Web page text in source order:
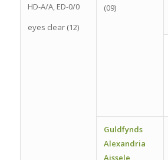
HD-A/A, ED-0/0
eyes clear (12)
(09)
Guldfynds
Alexandria
Aissele